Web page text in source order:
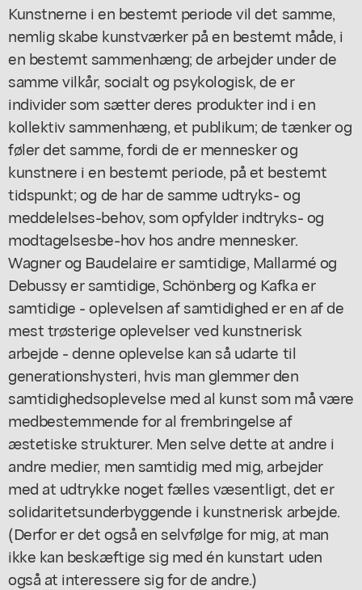
Kunstnerne i en bestemt periode vil det samme,
nemlig skabe kunstværker på en bestemt måde, i
en bestemt sammenhæng; de arbejder under de
samme vilkår, socialt og psykologisk, de er
individer som sætter deres produkter ind i en
kollektiv sammenhæng, et publikum; de tænker og
føler det samme, fordi de er mennesker og
kunstnere i en bestemt periode, på et bestemt
tidspunkt; og de har de samme udtryks- og
meddelelses-behov, som opfylder indtryks- og
modtagelsesbe-hov hos andre mennesker.
Wagner og Baudelaire er samtidige, Mallarmé og
Debussy er samtidige, Schönberg og Kafka er
samtidige - oplevelsen af samtidighed er en af de
mest trøsterige oplevelser ved kunstnerisk
arbejde - denne oplevelse kan så udarte til
generationshysteri, hvis man glemmer den
samtidighedsoplevelse med al kunst som må være
medbestemmende for al frembringelse af
æstetiske strukturer. Men selve dette at andre i
andre medier, men samtidig med mig, arbejder
med at udtrykke noget fælles væsentligt, det er
solidaritetsunderbyggende i kunstnerisk arbejde.
(Derfor er det også en selvfølge for mig, at man
ikke kan beskæftige sig med én kunstart uden
også at interessere sig for de andre.)